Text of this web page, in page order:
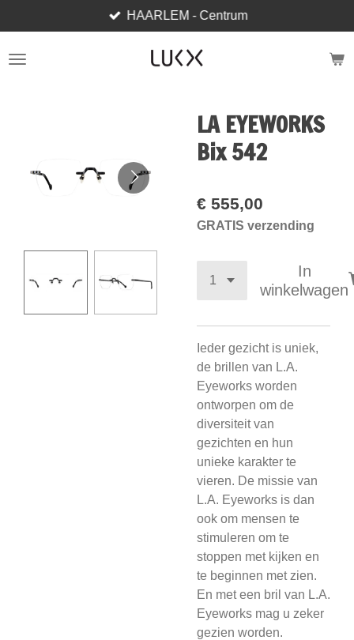
direct
naar
HAARLEM - Centrum
LA EYEWORKS
Bix 542
€ 555,00
GRATIS verzending
In
winkelwagen
Ieder gezicht is uniek,
de brillen van L.A.
Eyeworks worden
ontworpen om de
diversiteit van
gezichten en hun
unieke karakter te
vieren. De missie van
L.A. Eyeworks is dan
ook om mensen te
stimuleren om te
stoppen met kijken en
te beginnen met zien.
En met een bril van L.A.
Eyeworks mag u zeker
gezien worden.